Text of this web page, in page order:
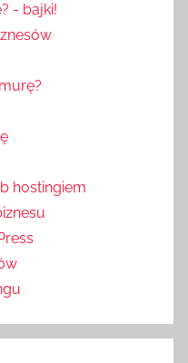
- bajki!
hostingiem